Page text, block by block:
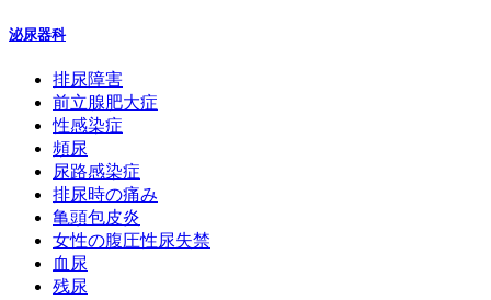
泌尿器科
排尿障害
前立腺肥大症
性感染症
頻尿
尿路感染症
排尿時の痛み
亀頭包皮炎
女性の腹圧性尿失禁
血尿
残尿